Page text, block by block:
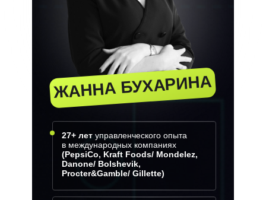
ЖАННА БУХАРИНА
27+ лет управленческого опыта
в международных компаниях
(PepsiCo, Kraft Foods/ Mondelez,
Danone/ Bolshevik,
Procter&Gamble/ Gillette)